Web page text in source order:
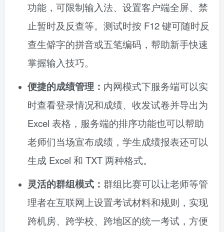
功能，可限制输入法、设置客户端全屏、禁
止暂时及反查等。测试时按 F12 键可随时反
查生僻字的拼音或五笔编码，帮助新手快速
掌握输入技巧。
便捷的成绩管理： 内网模式下服务端可以实
时查看登录情况和成绩、收发试卷并导出为
Excel 表格，服务端的排序功能也可以帮助
老师们当场宣布成绩，学生成绩报表还可以
生成 Excel 和 TXT 两种格式。
灵活的群组模式： 群组比赛可以让老师等管
理者在互联网上设置考试材料和规则，实现
跨机房、跨学校、跨地区的统一考试，方便